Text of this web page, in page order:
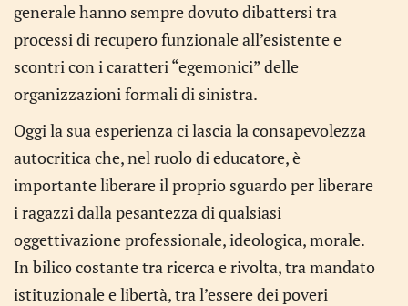
generale hanno sempre dovuto dibattersi tra
processi di recupero funzionale all’esistente e
scontri con i caratteri “egemonici” delle
organizzazioni formali di sinistra.
Oggi la sua esperienza ci lascia la consapevolezza
autocritica che, nel ruolo di educatore, è
importante liberare il proprio sguardo per liberare
i ragazzi dalla pesantezza di qualsiasi
oggettivazione professionale, ideologica, morale.
In bilico costante tra ricerca e rivolta, tra mandato
istituzionale e libertà, tra l’essere dei poveri